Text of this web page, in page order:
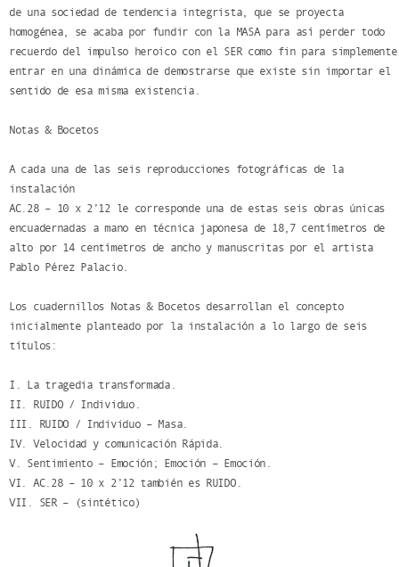
de una sociedad de tendencia integrista, que se proyecta
homogénea, se acaba por fundir con la MASA para así perder todo
recuerdo del impulso heroico con el SER como fin para simplemente
entrar en una dinámica de demostrarse que existe sin importar el
sentido de esa misma existencia.
Notas & Bocetos
A cada una de las seis reproducciones fotográficas de la
instalación
AC.28 – 10 x 2’12 le corresponde una de estas seis obras únicas
encuadernadas a mano en técnica japonesa de 18,7 centímetros de
alto por 14 centímetros de ancho y manuscritas por el artista
Pablo Pérez Palacio.
Los cuadernillos Notas & Bocetos desarrollan el concepto
inicialmente planteado por la instalación a lo largo de seis
títulos:
I. La tragedia transformada.
II. RUIDO / Individuo.
III. RUIDO / Individuo – Masa.
IV. Velocidad y comunicación Rápida.
V. Sentimiento – Emoción; Emoción – Emoción.
VI. AC.28 – 10 x 2’12 también es RUIDO.
VII. SER – (sintético)